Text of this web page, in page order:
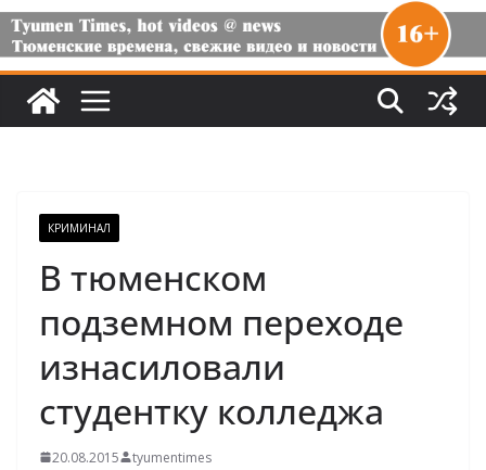
КРИМИНАЛ
В тюменском
подземном переходе
изнасиловали
студентку колледжа
20.08.2015 tyumentimes